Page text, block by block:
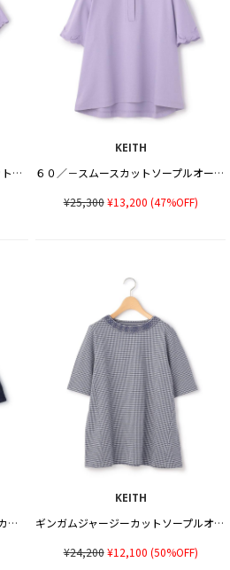
【Lサイズ】６０／－スムースカットソーTシャツ
KEITH
６０／－スムースカットソープルオーバー
¥25,300¥13,200 (47%OFF)
アブストラクトエンブロイダリーカットソー
KEITH
ギンガムジャージーカットソープルオーバー
¥24,200¥12,100 (50%OFF)